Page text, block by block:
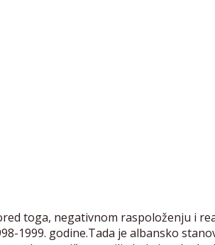
toga, negativnom raspoloženju i
1999. godine.Tada je albansko